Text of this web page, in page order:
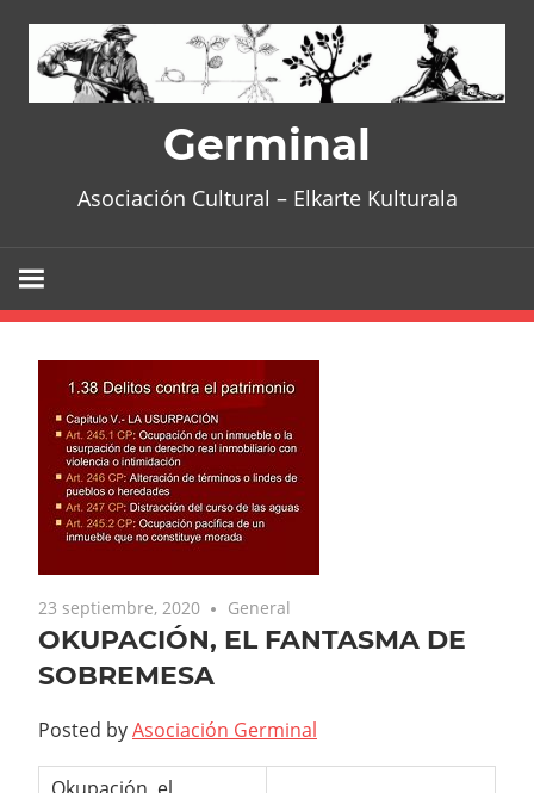
content
Germinal
Asociación Cultural – Elkarte Kulturala
23 septiembre, 2020 General
OKUPACIÓN, EL FANTASMA DE
SOBREMESA
Posted byAsociación Germinal